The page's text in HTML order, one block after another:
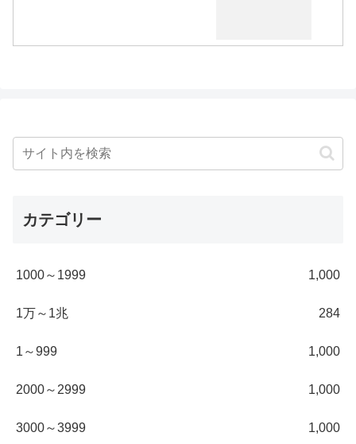
カテゴリー
1000～1999 1,000
1万～1兆 284
1～999 1,000
2000～2999 1,000
3000～3999 1,000